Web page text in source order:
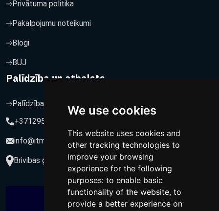
We use cookies
This website uses cookies and
other tracking technologies to
improve your browsing
experience for the following
purposes: to enable basic
functionality of the website, to
provide a better experience on
Privātuma politika
Pakalpojumu noteikumi
Blogi
BUJ
Palīdzība un atbalsts
Palīdzība un atbalsts
+37129564547
info@itmarketing.lv
Brivibas gatve 234-77, LV-1039, Riga, Latvia